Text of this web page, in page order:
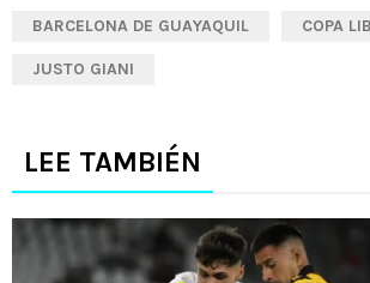
BARCELONA DE GUAYAQUIL COPA
JUSTO GIANI
LEE TAMBIÉN